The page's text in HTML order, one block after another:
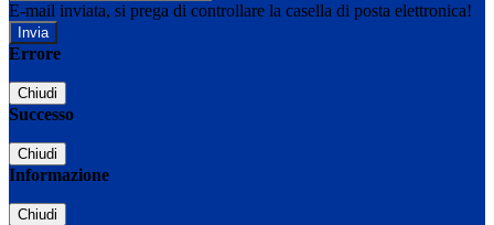
E-mail inviata, si prega di controllare la casella di posta elettronica!
Errore
Chiudi
Successo
Chiudi
Informazione
Chiudi